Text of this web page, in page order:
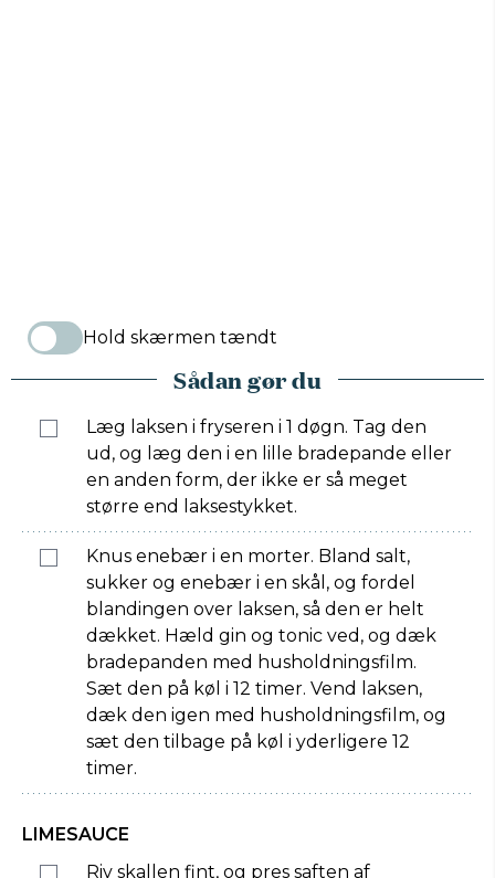
Hold skærmen tændt
Sådan gør du
Læg laksen i fryseren i 1 døgn. Tag den
ud, og læg den i en lille bradepande eller
en anden form, der ikke er så meget
større end laksestykket.
Knus enebær i en morter. Bland salt,
sukker og enebær i en skål, og fordel
blandingen over laksen, så den er helt
dækket. Hæld gin og tonic ved, og dæk
bradepanden med husholdningsfilm.
Sæt den på køl i 12 timer. Vend laksen,
dæk den igen med husholdningsfilm, og
sæt den tilbage på køl i yderligere 12
timer.
LIMESAUCE
Riv skallen fint, og pres saften af